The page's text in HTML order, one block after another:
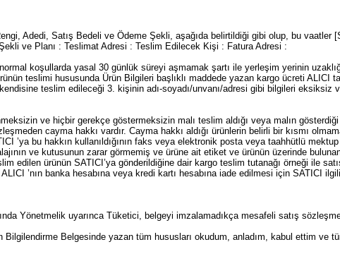
Adedi, Satış Bedeli ve Ödeme Şekli, aşağıda belirtildiği gibi olup, bu vaatler
ve Planı : Teslimat Adresi : Teslim Edilecek Kişi : Fatura Adresi :
koşullarda yasal 30 günlük süreyi aşmamak şartı ile yerleşim yerinin
teslimi hususunda Ürün Bilgileri başlıklı maddede yazan kargo ücreti ALICI
teslim edileceği 3. kişinin adı-soyadı/unvanı/adresi gibi bilgileri eksiksiz
ve hiçbir gerekçe göstermeksizin malı teslim aldığı veya malın
cayma hakkı vardır. Cayma hakkı aldığı ürünlerin belirli bir kısmı
’ya bu hakkın kullanıldığının faks veya elektronik posta veya taahhütlü
ve kutusunun zarar görmemiş ve ürüne ait etiket ve ürünün üzerinde bulunan
edilen ürünün SATICI’ya gönderildiğine dair kargo teslim tutanağı örneği ile
’nın banka hesabına veya kredi kartı hesabına iade edilmesi için SATICI
Yönetmelik uyarınca Tüketici, belgeyi imzalamadıkça mesafeli satış
Belgesinde yazan tüm hususları okudum, anladım, kabul ettim ve